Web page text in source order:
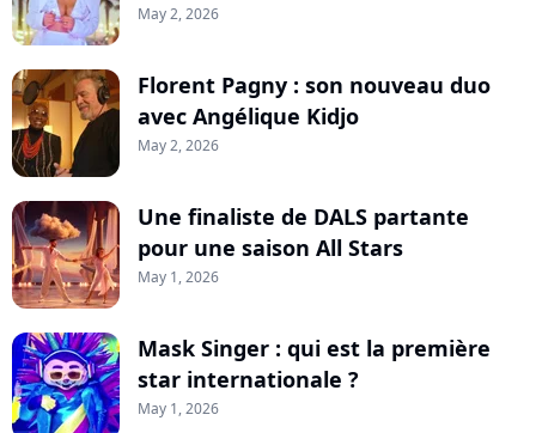
May 2, 2026
Florent Pagny : son nouveau duo
avec Angélique Kidjo
May 2, 2026
Une finaliste de DALS partante
pour une saison All Stars
May 1, 2026
Mask Singer : qui est la première
star internationale ?
May 1, 2026